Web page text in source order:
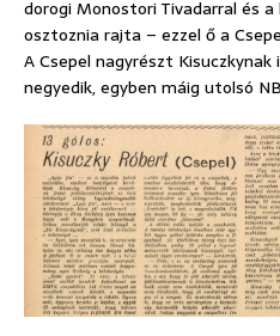
dorogi Monostori Tivadarral és
osztoznia rajta – ezzel ő a
A Csepel nagyrészt
negyedik, egyben máig utolsó